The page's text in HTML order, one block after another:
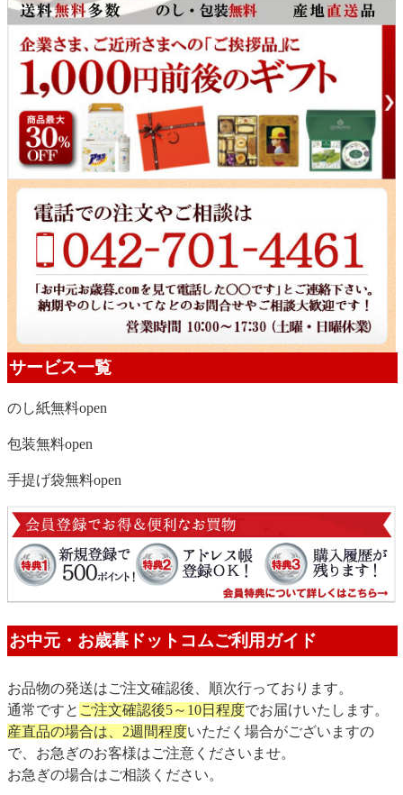
サービス一覧
のし紙無料open
包装無料open
手提げ袋無料open
お中元・お歳暮ドットコムご利用ガイド
お品物の発送はご注文確認後、順次行っております。
通常ですと ご注文確認後5～10日程度でお届けいたします。
産直品の場合は、2週間程度いただく場合がございますの
で、お急ぎのお客様はご注意くださいませ。
お急ぎの場合はご相談ください。